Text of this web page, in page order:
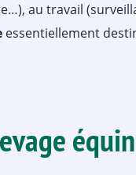
au travail
essentiellement
équin